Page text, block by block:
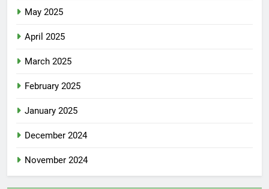
May 2025
April 2025
March 2025
February 2025
January 2025
December 2024
November 2024